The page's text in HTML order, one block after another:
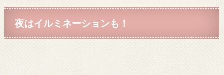
夜はイルミネーションも！